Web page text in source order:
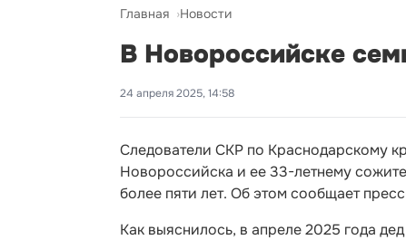
Главная Новости
В Новороссийске
24 апреля 2025, 14:58
Следователи СКР по Краснодарскому
Новороссийска и ее 33-летнему
более пяти лет. Об этом сообщает
Как выяснилось, в апреле 2025 года